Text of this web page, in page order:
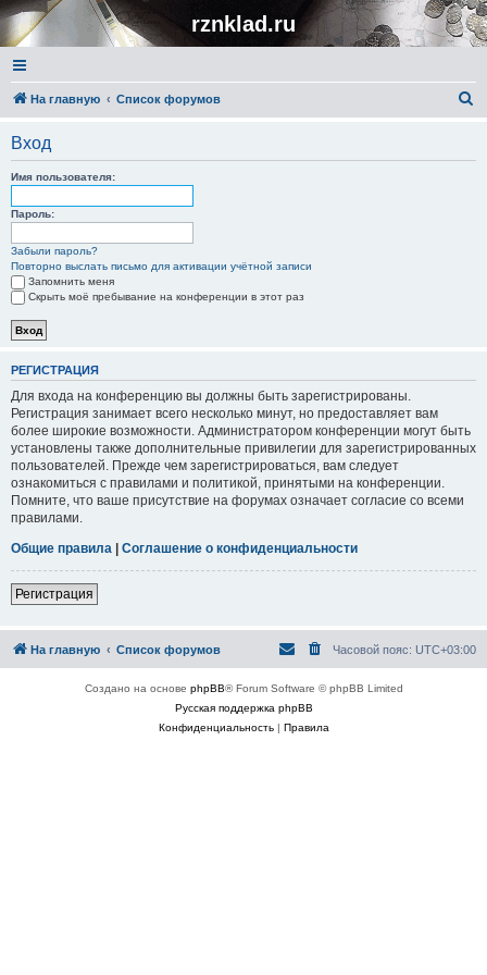
rznklad.ru
На главную Список форумов
Вход
Имя пользователя:
Пароль:
Забыли пароль?
Повторно выслать письмо для активации учётной записи
Запомнить меня
Скрыть моё пребывание на конференции в этот раз
РЕГИСТРАЦИЯ
Для входа на конференцию вы должны быть зарегистрированы.
Регистрация занимает всего несколько минут, но предоставляет вам
более широкие возможности. Администратором конференции могут быть
установлены также дополнительные привилегии для зарегистрированных
пользователей. Прежде чем зарегистрироваться, вам следует
ознакомиться с правилами и политикой, принятыми на конференции.
Помните, что ваше присутствие на форумах означает согласие со всеми
правилами.
Общие правила | Соглашение о конфиденциальности
Регистрация
На главную Список форумов Часовой пояс: UTC+03:00
Создано на основе phpBB® Forum Software © phpBB Limited
Русская поддержка phpBB
Конфиденциальность| Правила